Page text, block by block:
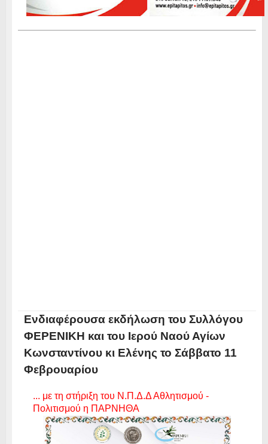
Ενδιαφέρουσα εκδήλωση του Συλλόγου
ΦΕΡΕΝΙΚΗ και του Ιερού Ναού Αγίων
Κωνσταντίνου κι Ελένης το Σάββατο 11
Φεβρουαρίου
... με τη στήριξη του Ν.Π.Δ.Δ Αθλητισμού -
Πολιτισμού η ΠΑΡΝΗΘΑ